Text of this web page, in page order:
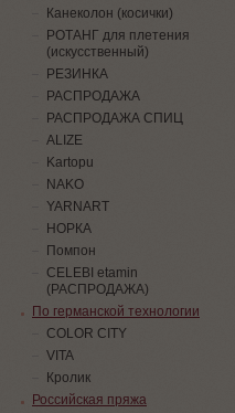
Канеколон (косички)
РОТАНГ для плетения
(искусственный)
PЕЗИНКА
РАСПРОДАЖА
РАСПРОДАЖА СПИЦ
ALIZE
Kartopu
NAKO
YARNART
НОРКА
Помпон
СELEBI etamin
(РАСПРОДАЖА)
По германской технологии
COLOR CITY
VITA
Кролик
Российская пряжа